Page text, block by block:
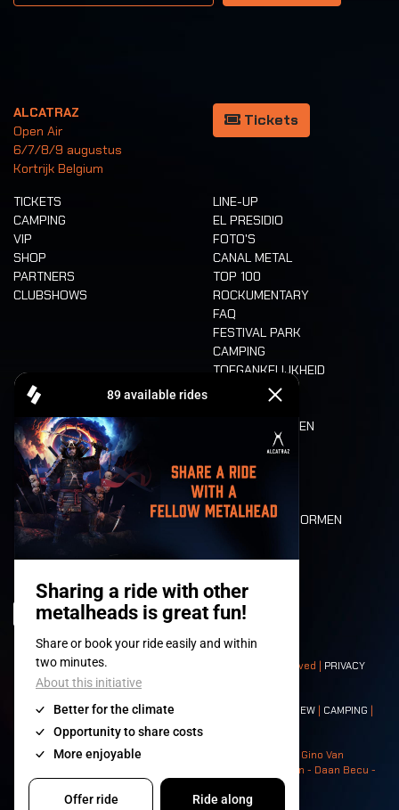
ALCATRAZ
Open Air
6/7/8/9 augustus
Kortrijk Belgium
Tickets
TICKETS
CAMPING
VIP
SHOP
PARTNERS
CLUBSHOWS
LINE-UP
EL PRESIDIO
FOTO'S
CANAL METAL
TOP 100
ROCKUMENTARY
FAQ
FESTIVAL PARK
CAMPING
TOEGANKELIJKHEID
CASHLESS
ETEN EN DRINKEN
MOBILITEIT
LONE WOLVES
PLATTEGROND
DEATH RIDE
WAARDEN EN NORMEN
HISTORIEK
© 2008-2026- Apache Productions VZW – All rights reserved | PRIVACY
POLICY|ALGEMENE VOORWAARDEN
Contact:GENERAL| PARTNERSHIPS CREW | CAMPING |
NEIGHBOURS
Photos: Ann Kermans - Hans Van Hoof - Eliaz Bruggeman - Gino Van
Lancker - Tim Tronckoe - Elsie Roymans - Stijn Verbruggen - Daan Becu -
Claus Christa - Devid Camerlynck